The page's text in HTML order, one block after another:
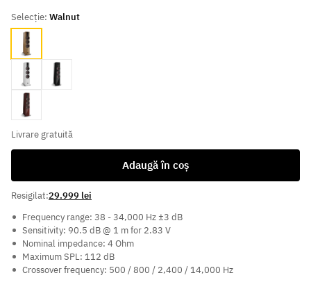
Selecție: Walnut
Walnut
White Black
Maroon
Livrare gratuită
Adaugă în coș
Resigilat:29.999 lei
Frequency range: 38 - 34,000 Hz ±3 dB
Sensitivity: 90.5 dB @ 1 m for 2.83 V
Nominal impedance: 4 Ohm
Maximum SPL: 112 dB
Crossover frequency: 500 / 800 / 2,400 / 14,000 Hz